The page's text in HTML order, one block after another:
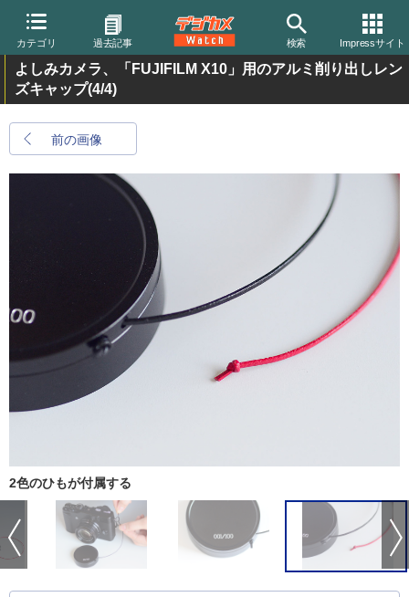
カテゴリ 過去記事 検索 Impressサイト
よしみカメラ、「FUJIFILM X10」用のアルミ削り出しレン
ズキャップ(4/4)
前の画像
2色のひもが付属する